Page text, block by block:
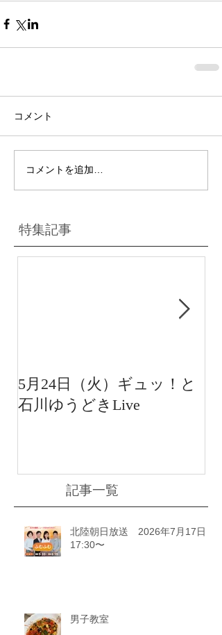
コメント
コメントを追加…
特集記事
5月24日（火）ギュッ！と
石川ゆうどきLive
記事一覧
北陸朝日放送 2026年7月17日
17:30〜
男子教室